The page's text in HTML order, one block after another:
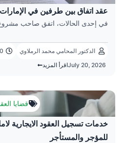
عقد اتفاق بين طرفين في
في إحدى الحالات، اتفق صاحب
الدكتور المحامي محمد الرملاوي
July 20, 2026اقرأ المزيد
قضايا
خدمات تسجيل العقود الايجارية
للمؤجر والمستأجر